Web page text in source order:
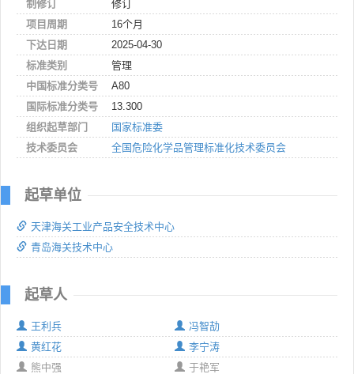
制修订
修订
项目周期
16个月
下达日期
2025-04-30
标准类别
管理
中国标准分类号
A80
国际标准分类号
13.300
组织起草部门
国家标准委
技术委员会
全国危险化学品管理标准化技术委员会
起草单位
天津海关工业产品安全技术中心
青岛海关技术中心
起草人
王利兵
冯智劼
黄红花
李宁涛
熊中强
于艳军